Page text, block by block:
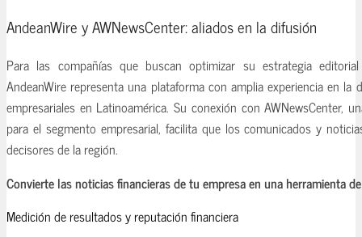
AndeanWire y AWNewsCenter: aliados en la difusión
Para las compañías que buscan optimizar su estrategia
AndeanWire representa una plataforma con amplia experiencia en
empresariales en Latinoamérica. Su conexión con AWNewsCenter,
para el segmento empresarial, facilita que los comunicados y
decisores de la región.
Convierte las noticias financieras de tu empresa en una herramienta
Medición de resultados y reputación financiera